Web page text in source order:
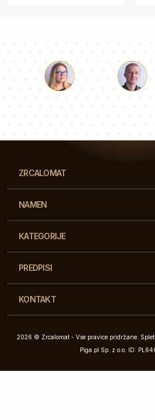
ZRCALOMAT
NAMEN
KATEGORIJE
PREDPISI
KONTAKT
2026 © Zrcalomat - Vse pravice pridržane.
Piga.pl Sp. z o.o. ID: